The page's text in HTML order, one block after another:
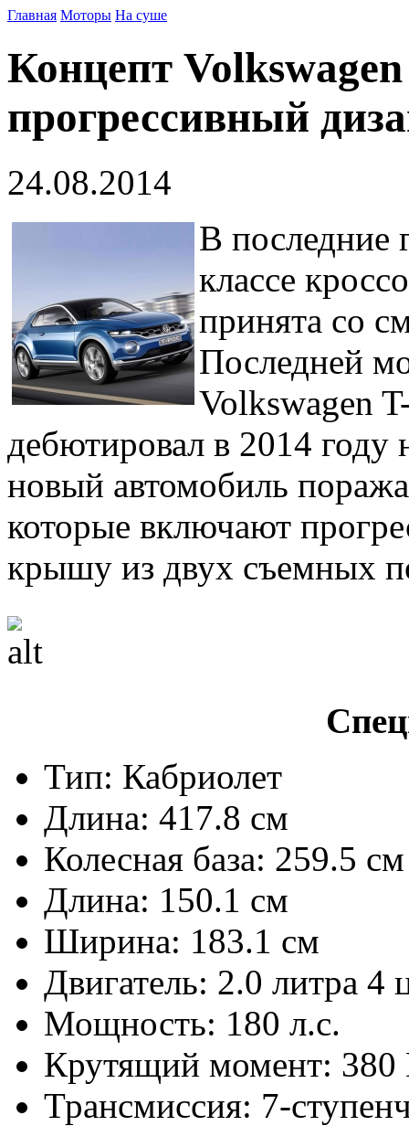
Главная Моторы На суше
Концепт
прогрессивный
24.08.2014
В последние
классе
принята со
Последней
Volkswagen
дебютировал в 2014 году
новый автомобиль
которые включают
крышу из двух съемных
Тип: Кабриолет
Длина: 417.8 см
Колесная база: 259.5 см
Длина: 150.1 см
Ширина: 183.1 см
Двигатель: 2.0 литра 4
Мощность: 180 л.с.
Крутящий момент:
Трансмиссия: 7-